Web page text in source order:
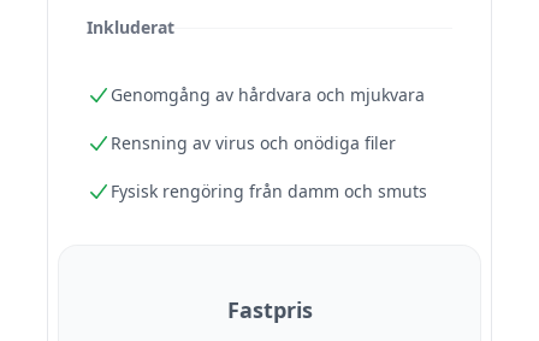
Inkluderat
Genomgång av hårdvara och mjukvara
Rensning av virus och onödiga filer
Fysisk rengöring från damm och smuts
Fastpris